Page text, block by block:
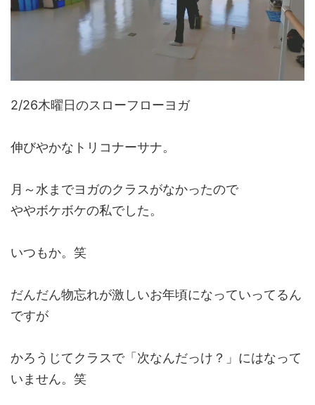
2/26木曜日のスローフローヨガ
伸びやかなトリコナーサナ。
月～水までヨガのクラスがなかったので
ややボケボケの私でした。
いつもか。笑
だんだん物忘れが激しいお年頃になっていってるん
ですが
かろうじてクラスで「次なんだっけ？」にはなって
いません。笑